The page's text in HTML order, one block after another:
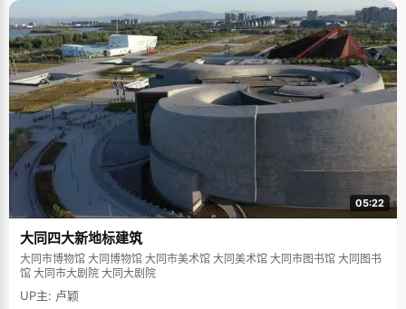
05:22
大同四大新地标建筑
大同市博物馆 大同博物馆 大同市美术馆 大同美术馆 大同市图书馆 大同图书
馆 大同市大剧院 大同大剧院
UP主: 卢颖